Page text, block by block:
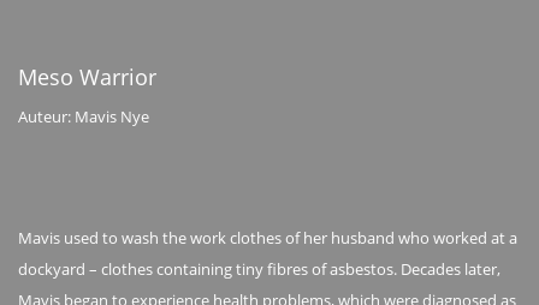
Meso Warrior
Auteur: Mavis Nye
Mavis used to wash the work clothes of her husband who worked at a
dockyard – clothes containing tiny fibres of asbestos. Decades later,
Mavis began to experience health problems, which were diagnosed as